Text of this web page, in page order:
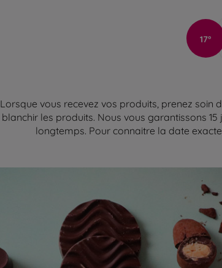
17°
Lorsque vous recevez vos produits, prenez
blanchir les produits. Nous vous garantissons
longtemps. Pour connaitre la date